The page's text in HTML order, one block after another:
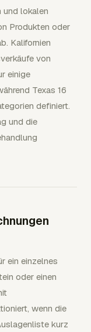
lokalen
Produkten oder
Kalifornien
von
einige
Texas 16
definiert.
und die
ein einzelnes
oder einen
wenn die
kurz